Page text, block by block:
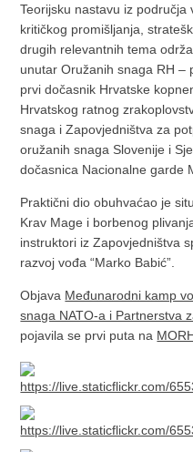
Teorijsku nastavu iz
kritičkog promišljanja,
drugih relevantnih tema
unutar Oružanih snaga RH –
prvi dočasnik Hrvatske
Hrvatskog ratnog
snaga i Zapovjedništva za
oružanih snaga Slovenije i
dočasnica Nacionalne garde
Praktični dio obuhvaćao je
Krav Mage i borbenog
instruktori iz Zapovjedništva
razvoj vođa “Marko Babić”.
Objava Međunarodni kamp
snaga NATO-a i Partnerstva
pojavila se prvi puta na